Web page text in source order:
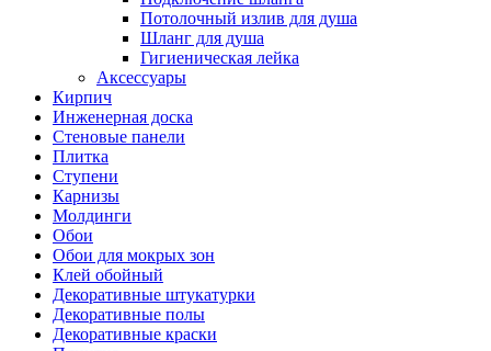
Потолочный излив для душа
Шланг для душа
Гигиеническая лейка
Аксессуары
Кирпич
Инженерная доска
Стеновые панели
Плитка
Ступени
Карнизы
Молдинги
Обои
Обои для мокрых зон
Клей обойный
Декоративные штукатурки
Декоративные полы
Декоративные краски